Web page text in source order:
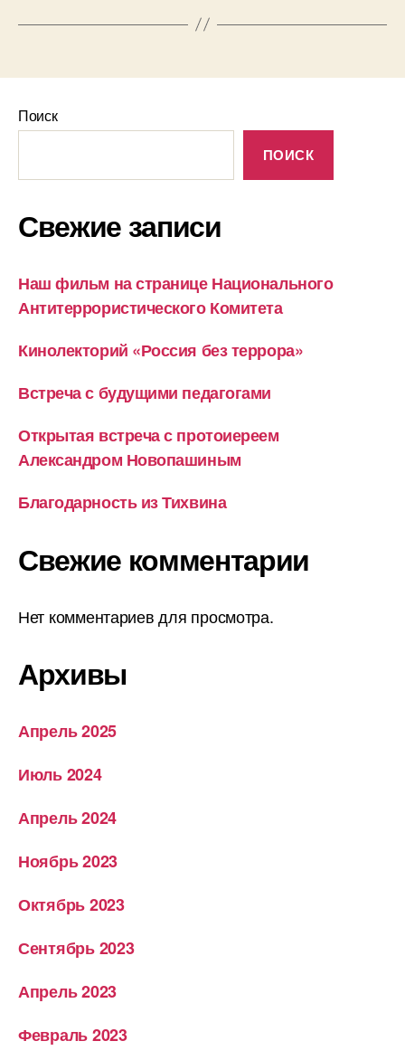
Поиск
ПОИСК
Свежие записи
Наш фильм на странице Национального
Антитеррористического Комитета
Кинолекторий «Россия без террора»
Встреча с будущими педагогами
Открытая встреча с протоиереем
Александром Новопашиным
Благодарность из Тихвина
Свежие комментарии
Нет комментариев для просмотра.
Архивы
Апрель 2025
Июль 2024
Апрель 2024
Ноябрь 2023
Октябрь 2023
Сентябрь 2023
Апрель 2023
Февраль 2023